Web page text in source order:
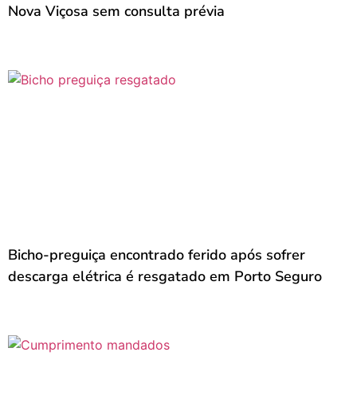
Nova Viçosa sem consulta prévia
Bicho-preguiça encontrado ferido após sofrer
descarga elétrica é resgatado em Porto Seguro